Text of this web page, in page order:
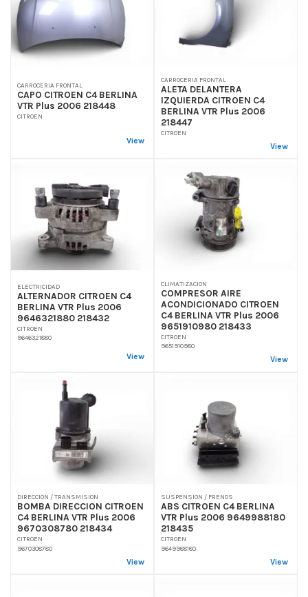
CARROCERIA FRONTAL
CAPO CITROEN C4 BERLINA
VTR Plus 2006 218448
CITROEN
View
CARROCERIA FRONTAL
ALETA DELANTERA
IZQUIERDA CITROEN C4
BERLINA VTR Plus 2006
218447
CITROEN
View
ELECTRICIDAD
ALTERNADOR CITROEN C4
BERLINA VTR Plus 2006
9646321880 218432
CITROEN
9646321880
View
CLIMATIZACION
COMPRESOR AIRE
ACONDICIONADO CITROEN
C4 BERLINA VTR Plus 2006
9651910980 218433
CITROEN
9651910980
View
DIRECCION / TRANSMISION
BOMBA DIRECCION CITROEN
C4 BERLINA VTR Plus 2006
9670308780 218434
CITROEN
9670308780
View
SUSPENSION / FRENOS
ABS CITROEN C4 BERLINA
VTR Plus 2006 9649988180
218435
CITROEN
9649988180
View